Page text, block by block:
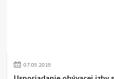
07.09.2019